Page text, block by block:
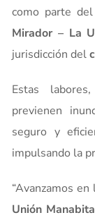
como parte
Mirador – La
jurisdicción del
Estas
previenen
seguro y
impulsando la
“Avanzamos
Unión Manabita